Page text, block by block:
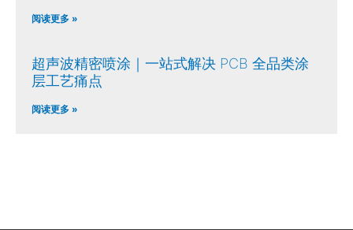
阅读更多 »
超声波精密喷涂｜一站式解决 PCB 全品类涂
层工艺痛点
阅读更多 »